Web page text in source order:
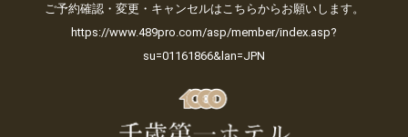
ご予約確認・変更・キャンセルはこちらからお願いします。
https://www.489pro.com/asp/member/index.asp?
su=01161866&lan=JPN